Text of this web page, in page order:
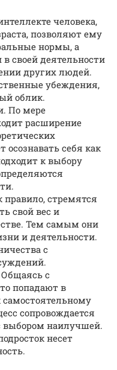
человека,
позволяют ему
нормы, а
своей деятельности
других людей.
убеждения,
облик.
По мере
расширение
осознавать себя как
к выбору
правило, стремятся
свой вес и
Тем самым они
и деятельности.
с
Общаясь с
попадают в
сопровождается
выбором наилучшей.
несет